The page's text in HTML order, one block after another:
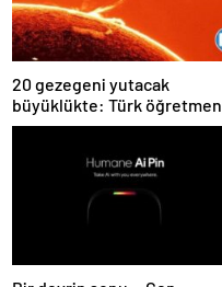
20 gezegeni yutacak
büyüklükte: Türk öğretmen
kaydetti daha önce böylesi